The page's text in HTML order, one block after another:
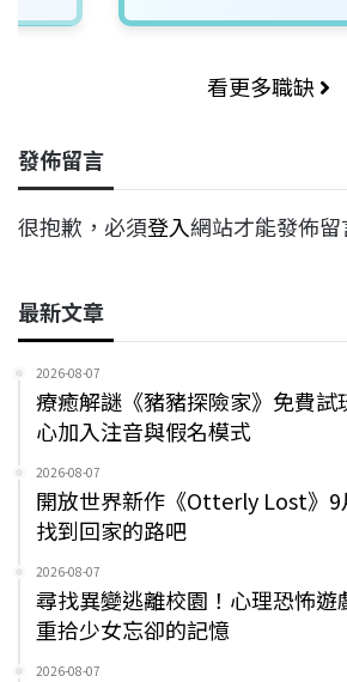
看更多職缺
發佈留言
很抱歉，必須登入網站才能發佈留
最新文章
2026-08-07
療癒解謎《豬豬探險家》免費試
心加入注音與假名模式
2026-08-07
開放世界新作《Otterly Lost》9
找到回家的路吧
2026-08-07
尋找異變逃離校園！心理恐怖遊
重拾少女忘卻的記憶
2026-08-07